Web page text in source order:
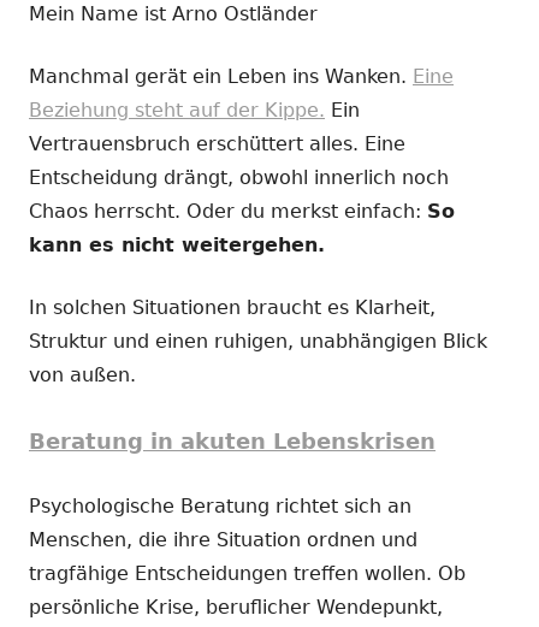
Mein Name ist Arno Ostländer
Manchmal gerät ein Leben ins Wanken. Eine
Beziehung steht auf der Kippe. Ein
Vertrauensbruch erschüttert alles. Eine
Entscheidung drängt, obwohl innerlich noch
Chaos herrscht. Oder du merkst einfach: So
kann es nicht weitergehen.
In solchen Situationen braucht es Klarheit,
Struktur und einen ruhigen, unabhängigen Blick
von außen.
Beratung in akuten Lebenskrisen
Psychologische Beratung richtet sich an
Menschen, die ihre Situation ordnen und
tragfähige Entscheidungen treffen wollen. Ob
persönliche Krise, beruflicher Wendepunkt,